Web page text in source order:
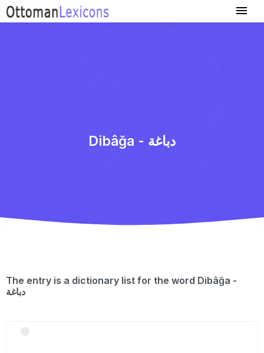
Dibâğa - دباغة
The entry is a dictionary list for the word Dibâğa -
دباغة